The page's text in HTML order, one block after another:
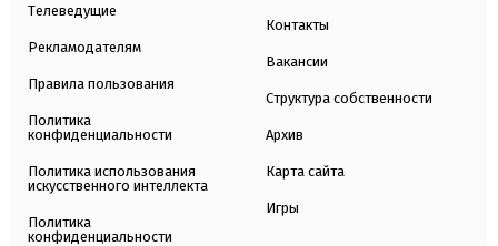
Телеведущие
Рекламодателям
Правила пользования
Политика
конфиденциальности
Политика использования
искусственного интеллекта
Политика
конфиденциальности
Контакты
Вакансии
Структура собственности
Архив
Карта сайта
Игры